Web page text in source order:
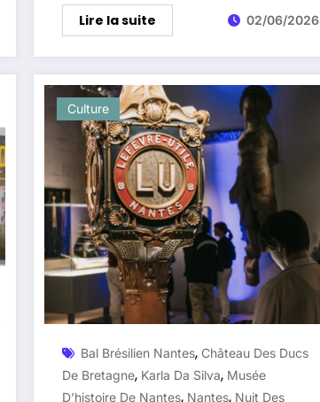
Lire la suite 02/06/2026
Culture
Bal Brésilien Nantes, Château Des Ducs
De Bretagne, Karla Da Silva, Musée
D’histoire De Nantes, Nantes, Nuit Des